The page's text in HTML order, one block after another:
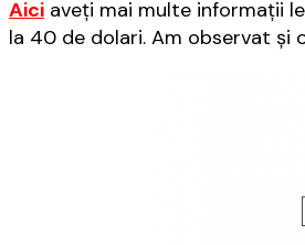
Aici aveți mai multe informații
la 40 de dolari. Am observat și